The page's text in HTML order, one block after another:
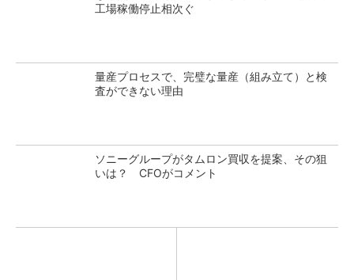
工場稼働停止相次ぐ
量産プロセスで、完璧な量産（組み立て）と検
査ができない理由
ソニーグループがタムロン買収を提案、その狙
いは？ CFOがコメント